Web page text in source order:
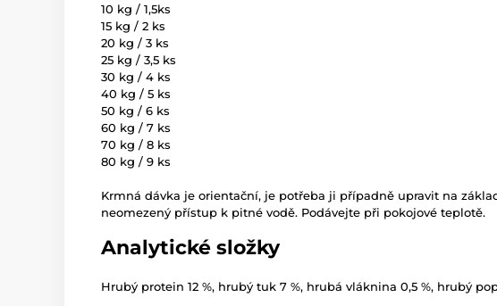
10 kg / 1,5ks
15 kg / 2 ks
20 kg / 3 ks
25 kg / 3,5 ks
30 kg / 4 ks
40 kg / 5 ks
50 kg / 6 ks
60 kg / 7 ks
70 kg / 8 ks
80 kg / 9 ks
Krmná dávka je orientační, je potřeba ji případně upravit na
neomezený přístup k pitné vodě. Podávejte při pokojové teplotě.
Analytické složky
Hrubý protein 12 %, hrubý tuk 7 %, hrubá vláknina 0,5 %, hrubý